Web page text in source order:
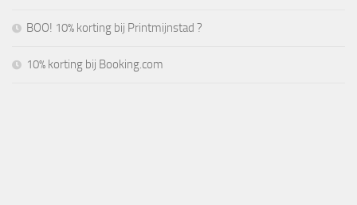
BOO! 10% korting bij Printmijnstad ?
10% korting bij Booking.com